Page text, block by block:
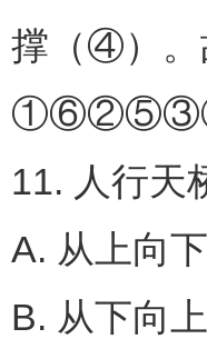
撑（④）
①⑥②⑤③④，
11. 人行天
A. 从上向下
B. 从下向上